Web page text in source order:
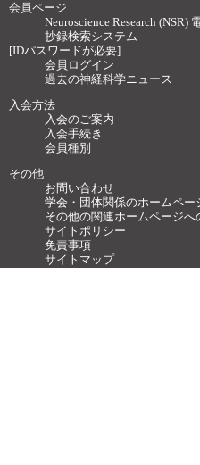
会員ページ
Neuroscience Research (NSR)
抄録検索システム
[IDパスワードが必要]
会員ログイン
過去の神経科学ニュース
入会方法
入会のご案内
入会手続き
会員種別
その他
お問い合わせ
学会・団体関係のホームペー
その他の関連ホームページへ
サイトポリシー
免責事項
サイトマップ